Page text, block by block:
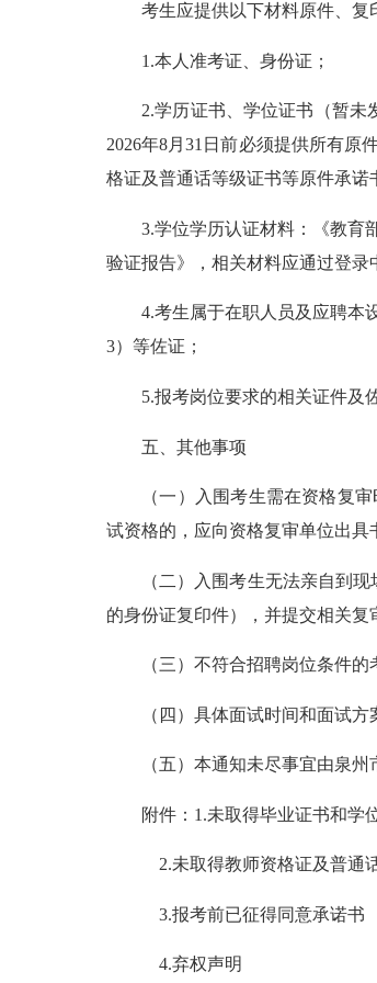
考生应提供以下材料原件、复
1.本人准考证、身份证；
2.学历证书、学位证书（暂未发
2026年8月31日前必须提供所有原
格证及普通话等级证书等原件承诺
3.学位学历认证材料：《教育部
验证报告》，相关材料应通过登录
4.考生属于在职人员及应聘本设
3）等佐证；
5.报考岗位要求的相关证件及佐
五、其他事项
（一）入围考生需在资格复审
试资格的，应向资格复审单位出具
（二）入围考生无法亲自到现场
的身份证复印件），并提交相关复
（三）不符合招聘岗位条件的考
（四）具体面试时间和面试方案
（五）本通知未尽事宜由泉州市
附件：1.未取得毕业证书和学
2.未取得教师资格证及普通话
3.报考前已征得同意承诺书
4.弃权声明